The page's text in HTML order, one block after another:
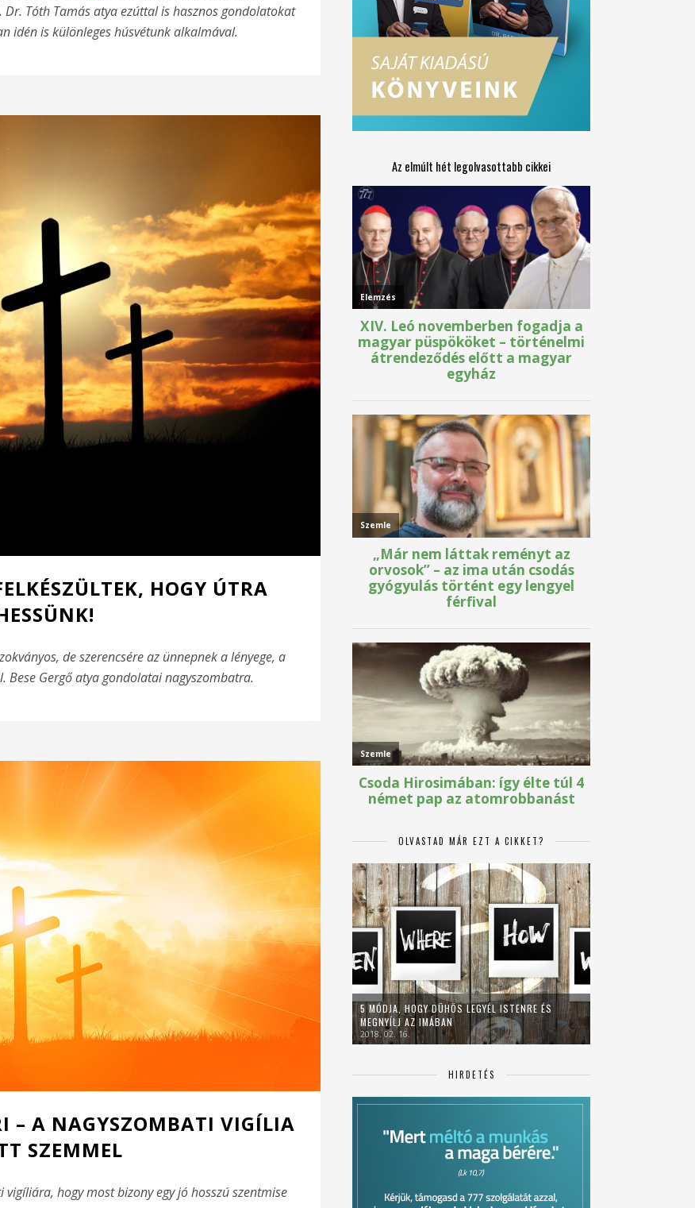
Tóth Tamás atya ezúttal is hasznos gondolatokat
idén is különleges húsvétunk alkalmával.
HOGY ÚTRA
de szerencsére az ünnepnek a lényege, a
Gergő atya gondolatai nagyszombatra.
– A NAGYSZOMBATI VIGÍLIA
SZEMMEL
hogy most bizony egy jó hosszú szentmise
Az elmúlt hét legolvasottabb cikkei
OLVASTAD MÁR EZT A CIKKET?
5 MÓDJA, HOGY DÜHÖS LEGYÉL ISTENRE ÉS
MEGNYÍLJ AZ IMÁBAN
2018. 02. 16.
HIRDETÉS